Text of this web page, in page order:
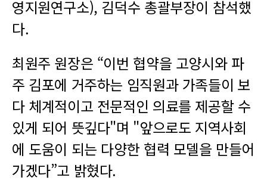
영지원연구소), 김덕수 총괄부장이 참석했
다.
최원주 원장은 “이번 협약을 고양시와 파
주 김포에 거주하는 임직원과 가족들이 보
다 체계적이고 전문적인 의료를 제공할 수
있게 되어 뜻깊다"며 "앞으로도 지역사회
에 도움이 되는 다양한 협력 모델을 만들어
가겠다”고 밝혔다.